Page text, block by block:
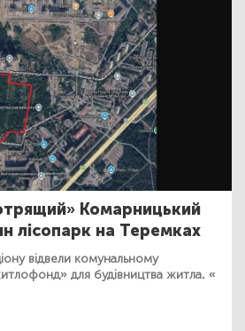
Комарницький
лісопарк на Теремках
відвели комунальному
для будівництва житла. «